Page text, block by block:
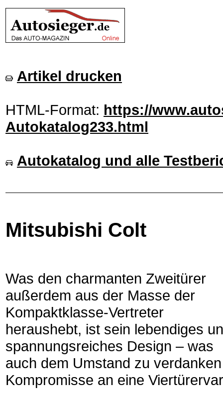
Artikel drucken
HTML-Format: https://
Autokatalog233.html
Autokatalog und alle
Mitsubishi Colt
Was den charmanten Zweitürer
außerdem aus der Masse der
Kompaktklasse-Vertreter
heraushebt, ist sein lebendiges
spannungsreiches Design – was
auch dem Umstand zu
Kompromisse an eine